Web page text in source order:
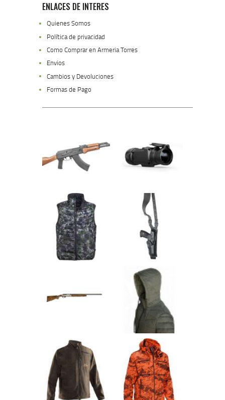
ENLACES DE INTERES
Quienes Somos
Política de privacidad
Como Comprar en Armeria Torres
Envios
Cambios y Devoluciones
Formas de Pago